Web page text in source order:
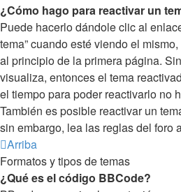
¿Cómo hago para reactivar un
Puede hacerlo dándole clic al
tema” cuando esté viendo el
al principio de la primera página.
visualiza, entonces el tema
el tiempo para poder reactivarlo no
También es posible reactivar un
sin embargo, lea las reglas del foro
Arriba
Formatos y tipos de temas
¿Qué es el código BBCode?